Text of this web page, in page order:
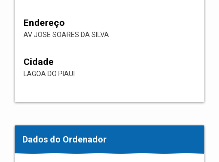
Endereço
AV JOSE SOARES DA SILVA
Cidade
LAGOA DO PIAUI
Dados do Ordenador